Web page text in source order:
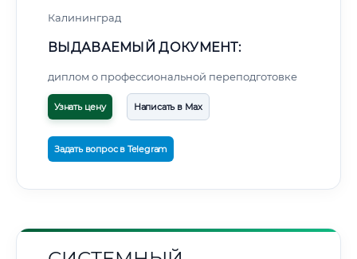
Калининград
ВЫДАВАЕМЫЙ ДОКУМЕНТ:
диплом о профессиональной переподготовке
Узнать цену Написать в Max
Задать вопрос в Telegram